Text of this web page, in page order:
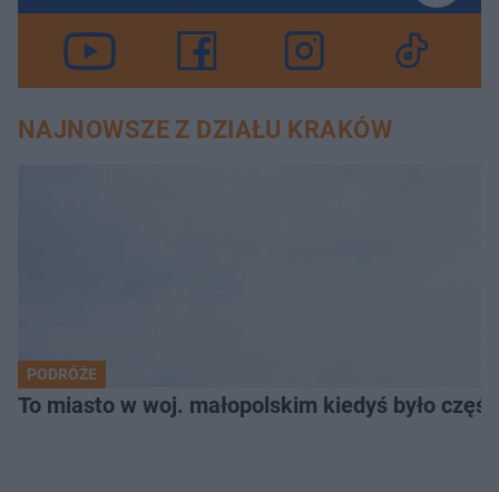
NAJNOWSZE Z DZIAŁU KRAKÓW
PODRÓŻE
To miasto w woj. małopolskim kiedyś było